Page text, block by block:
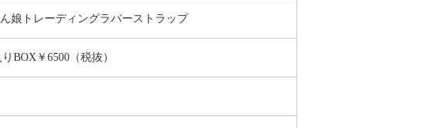
娘トレーディングラバーストラップ
BOX￥6500（税抜）